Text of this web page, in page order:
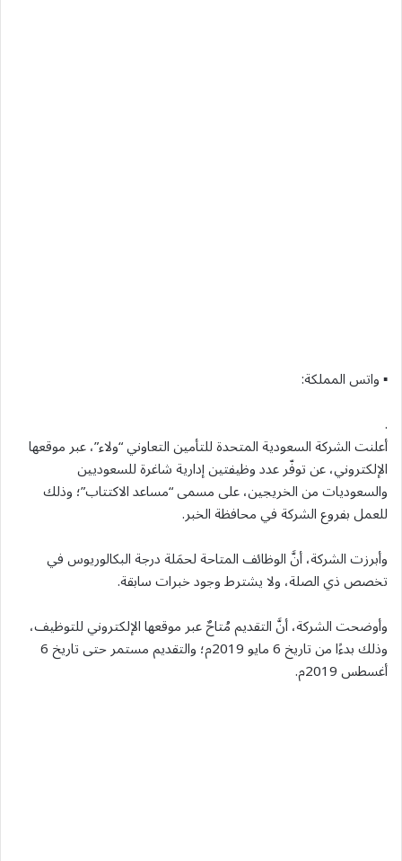
▪ واتس المملكة:
.
أعلنت الشركة السعودية المتحدة للتأمين التعاوني “ولاء”، عبر موقعها
الإلكتروني، عن توفّر عدد وظيفتين إدارية شاغرة للسعوديين
والسعوديات من الخريجين، على مسمى “مساعد الاكتتاب”؛ وذلك
للعمل بفروع الشركة في محافظة الخبر.
وأبرزت الشركة، أنَّ الوظائف المتاحة لحمَلة درجة البكالوريوس في
تخصص ذي الصلة، ولا يشترط وجود خبرات سابقة.
وأوضحت الشركة، أنَّ التقديم مُتاحٌ عبر موقعها الإلكتروني للتوظيف،
وذلك بدءًا من تاريخ 6 مايو 2019م؛ والتقديم مستمر حتى تاريخ 6
أغسطس 2019م.